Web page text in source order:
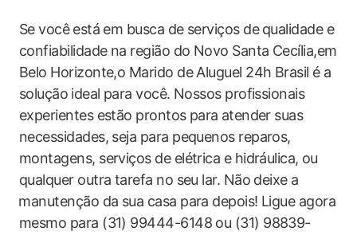
Se ‍você ⁤está em busca de serviços de ⁣qualidade e
confiabilidade na região do Novo Santa Cecília,em
Belo Horizonte,o‌ Marido de Aluguel 24h Brasil é a
solução⁣ ideal para você. Nossos profissionais
experientes estão prontos para⁤ atender​ suas
necessidades, seja para pequenos reparos,
montagens, serviços de elétrica e hidráulica,⁢ ou
‍qualquer outra tarefa no seu lar. Não deixe a
⁤manutenção da sua ​casa para depois! Ligue agora
mesmo para (31) 99444-6148 ou (31) 98839-